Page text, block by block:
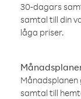
30-dagars
samtal till din
låga priser.
samtal till